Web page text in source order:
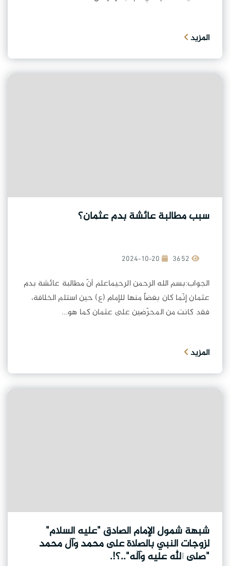
المزيد
سبب مطالبة عائشة بدم عثمان؟
2024-10-20
الجواب:بسم الله الرحمن الرحيماعلم أنّ مطالبة عائشة بدم
عثمان إنّما كان بغضاً منها للإمام (ع) حين استلم الخلافة،
فقد كانت من المحرّضين على عثمان كما هو...
المزيد
شبهة شمول الإمام الصادق "عليه السلام"
لزوجات النبي بالصلاة على محمد وآل محمد
"صلى الله عليه وآله"..؟!.